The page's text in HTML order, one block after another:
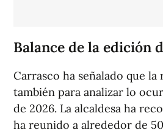
Balance de la edición
Carrasco ha señalado que
también para analizar lo
de 2026. La alcaldesa ha
ha reunido a alrededor de